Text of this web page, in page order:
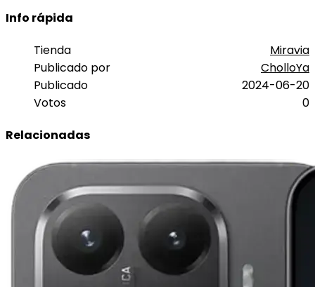
Info rápida
Tienda
Miravia
Publicado por
CholloYa
Publicado
2024-06-20
Votos
0
Relacionadas